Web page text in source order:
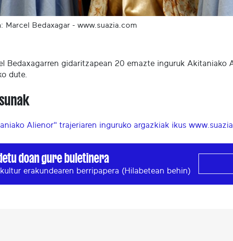
Marcel Bedaxagar - www.suazia.com
Bedaxagarren gidaritzapean 20 emazte inguruk Akitaniako
dute.
Alienor" trajeriaren inguruko argazkiak ikus
doan gure buletinera
kultur erakundearen berripapera (Hilabetean behin)